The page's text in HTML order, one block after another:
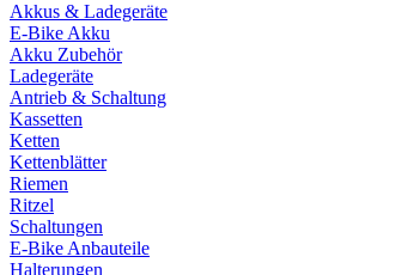
Akkus & Ladegeräte
E-Bike Akku
Akku Zubehör
Ladegeräte
Antrieb & Schaltung
Kassetten
Ketten
Kettenblätter
Riemen
Ritzel
Schaltungen
E-Bike Anbauteile
Halterungen